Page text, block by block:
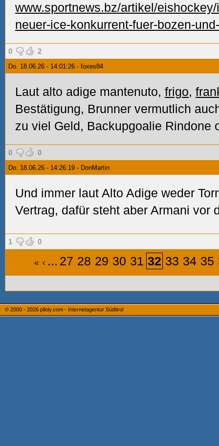
www.sportnews.bz/artikel/
neuer-ice-konkurrent-fuer-bozen-
0 2
Do. 18.06.26 - 14:01:26 - foxes84
Laut alto adige mantenuto, frigo,
Bestätigung, Brunner vermutlich
zu viel Geld, Backupgoalie Rindone
0 0
Do. 18.06.26 - 14:26:19 - DonMartin
Und immer laut Alto Adige weder
Vertrag, dafür steht aber Armani vor
1 0
« ‹ ... 27 28 29 30 31 32 33 34 35
© 2000 - 2026 piloly.com - Internetagentur Südtirol